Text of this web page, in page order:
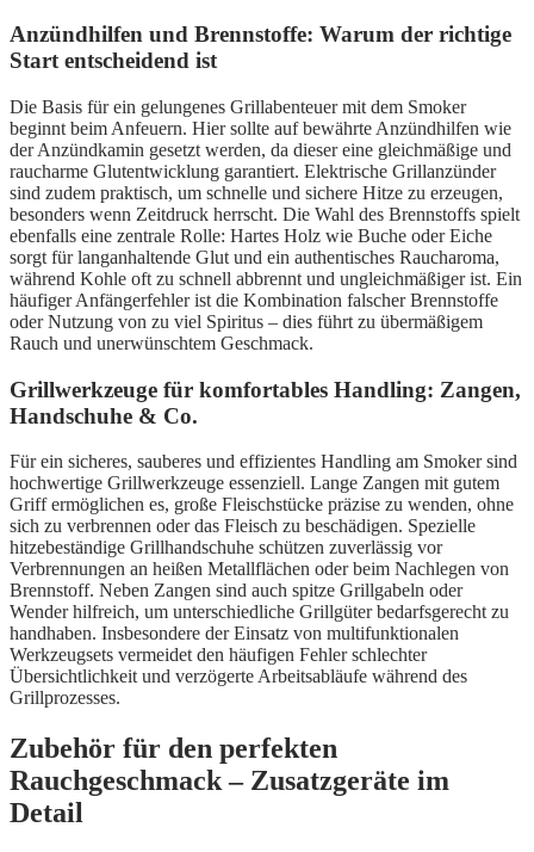
Anzündhilfen und Brennstoffe: Warum der richtige
Start entscheidend ist
Die Basis für ein gelungenes Grillabenteuer mit dem Smoker
beginnt beim Anfeuern. Hier sollte auf bewährte Anzündhilfen wie
der Anzündkamin gesetzt werden, da dieser eine gleichmäßige und
raucharme Glutentwicklung garantiert. Elektrische Grillanzünder
sind zudem praktisch, um schnelle und sichere Hitze zu erzeugen,
besonders wenn Zeitdruck herrscht. Die Wahl des Brennstoffs spielt
ebenfalls eine zentrale Rolle: Hartes Holz wie Buche oder Eiche
sorgt für langanhaltende Glut und ein authentisches Raucharoma,
während Kohle oft zu schnell abbrennt und ungleichmäßiger ist. Ein
häufiger Anfängerfehler ist die Kombination falscher Brennstoffe
oder Nutzung von zu viel Spiritus – dies führt zu übermäßigem
Rauch und unerwünschtem Geschmack.
Grillwerkzeuge für komfortables Handling: Zangen,
Handschuhe & Co.
Für ein sicheres, sauberes und effizientes Handling am Smoker sind
hochwertige Grillwerkzeuge essenziell. Lange Zangen mit gutem
Griff ermöglichen es, große Fleischstücke präzise zu wenden, ohne
sich zu verbrennen oder das Fleisch zu beschädigen. Spezielle
hitzebeständige Grillhandschuhe schützen zuverlässig vor
Verbrennungen an heißen Metallflächen oder beim Nachlegen von
Brennstoff. Neben Zangen sind auch spitze Grillgabeln oder
Wender hilfreich, um unterschiedliche Grillgüter bedarfsgerecht zu
handhaben. Insbesondere der Einsatz von multifunktionalen
Werkzeugsets vermeidet den häufigen Fehler schlechter
Übersichtlichkeit und verzögerte Arbeitsabläufe während des
Grillprozesses.
Zubehör für den perfekten
Rauchgeschmack – Zusatzgeräte im
Detail